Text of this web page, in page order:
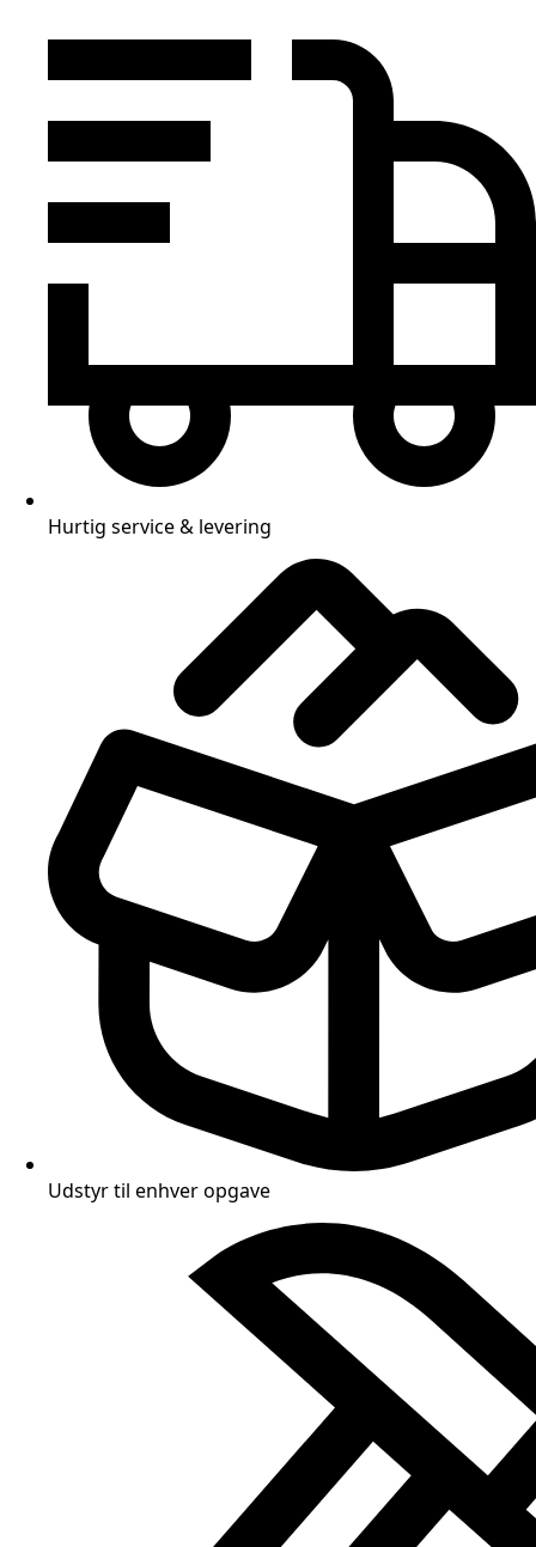
Hurtig service & levering
Udstyr til enhver opgave